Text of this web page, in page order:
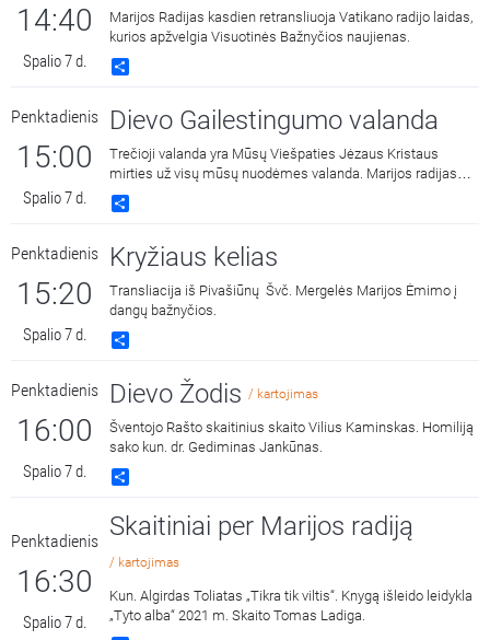
14:40
Spalio 7 d.
Marijos Radijas kasdien retransliuoja Vatikano radijo laidas,
kurios apžvelgia Visuotinės Bažnyčios naujienas.
Penktadienis
15:00
Spalio 7 d.
Dievo Gailestingumo valanda
Trečioji valanda yra Mūsų Viešpaties Jėzaus Kristaus
mirties už visų mūsų nuodėmes valanda. Marijos radijas
kasdien 15:00 ir 3:00 kviečia melstis drauge kalbant Dievo
Gailestingumo vainikėlį ir litaniją bei pasiklausyti ištraukų iš
Dievo Gailestingumo šventovės Vilniuje, kur saugomas ir
gerbiamas Gailestingojo Jėzaus paveikslas, nutapytas
pagal šv. Faustinos regėjimus.
Penktadienis
15:20
Spalio 7 d.
Kryžiaus kelias
Transliacija iš Pivašiūnų Švč. Mergelės Marijos Ėmimo į
dangų bažnyčios.
Penktadienis
16:00
Spalio 7 d.
Dievo Žodis / kartojimas
Šventojo Rašto skaitinius skaito Vilius Kaminskas. Homiliją
sako kun. dr. Gediminas Jankūnas.
Penktadienis
16:30
Spalio 7 d.
Skaitiniai per Marijos radiją
/ kartojimas
Kun. Algirdas Toliatas „Tikra tik viltis“. Knygą išleido leidykla
„Tyto alba“ 2021 m. Skaito Tomas Ladiga.